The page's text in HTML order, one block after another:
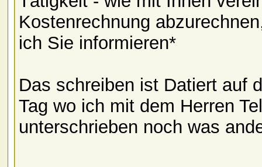
Kostenrechnung
ich Sie informieren*
Das schreiben ist Datiert auf
Tag wo ich mit dem Herren
unterschrieben noch was